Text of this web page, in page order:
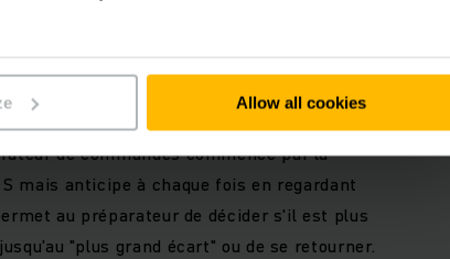
Allow all cookies
Combined
stratégies
les avantages de la forme en S avec ceux du
de commandes commence par la
mais anticipe à chaque fois en regardant
au préparateur de décider s'il est plus
"plus grand écart" ou de se retourner.